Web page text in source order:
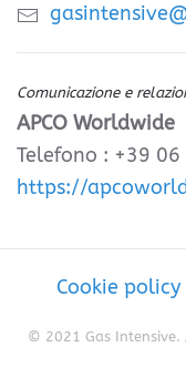
Comunicazione e
APCO Worldwide
Telefono : +39
https://
Cookie policy
© 2021 Gas